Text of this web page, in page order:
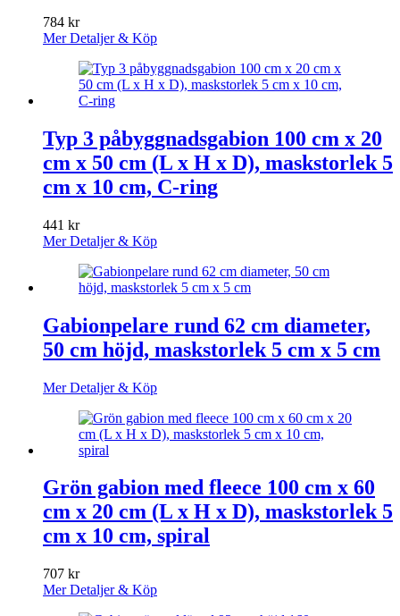
784 kr
Mer Detaljer & Köp
Typ 3 påbyggnadsgabion 100 cm x 20
cm x 50 cm (L x H x D), maskstorlek 5
cm x 10 cm, C-ring
441 kr
Mer Detaljer & Köp
Gabionpelare rund 62 cm diameter,
50 cm höjd, maskstorlek 5 cm x 5 cm
Mer Detaljer & Köp
Grön gabion med fleece 100 cm x 60
cm x 20 cm (L x H x D), maskstorlek 5
cm x 10 cm, spiral
707 kr
Mer Detaljer & Köp